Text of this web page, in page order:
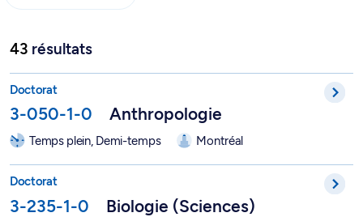
43 résultats
Doctorat
3-050-1-0 Anthropologie
Temps plein, Demi-temps Montréal
Doctorat
3-235-1-0 Biologie (Sciences)